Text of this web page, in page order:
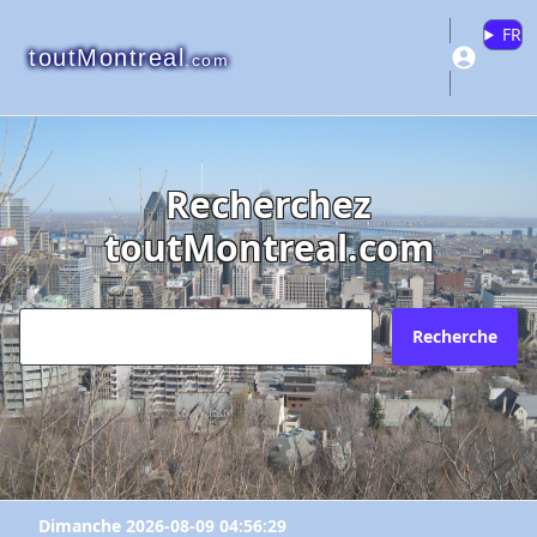
toutMontreal.com
FR
Recherchez
toutMontreal.com
Recherche
Dimanche 2026-08-09 04:56:29